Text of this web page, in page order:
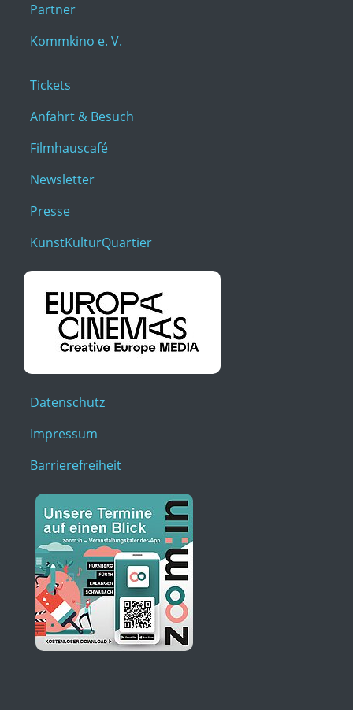
Partner
Kommkino e. V.
Tickets
Anfahrt & Besuch
Filmhauscafé
Newsletter
Presse
KunstKulturQuartier
Datenschutz
Impressum
Barrierefreiheit